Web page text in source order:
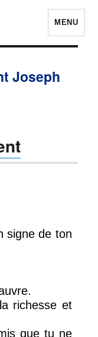
MENU
Joseph
signe de ton
richesse et
que tu ne